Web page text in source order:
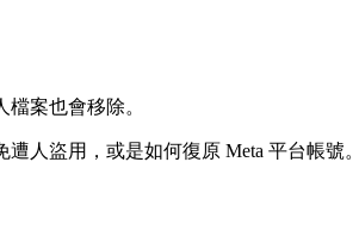
案也會移除。
人盜用，或是如何復原 Meta 平台帳號。